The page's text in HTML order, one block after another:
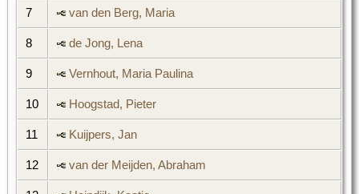
7 van den Berg, Maria
8 de Jong, Lena
9 Vernhout, Maria Paulina
10 Hoogstad, Pieter
11 Kuijpers, Jan
12 van der Meijden, Abraham